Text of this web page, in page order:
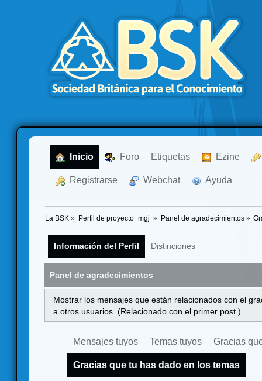
Inicio Foro Etiquetas Ezine
Registrarse Webchat Ayuda
La BSK » Perfil de proyecto_mgj » Panel de agradecimientos»
Información del Perfil Distinciones
Panel de agradecimientos
Mostrar los mensajes que están relacionados con el
a otros usuarios. (Relacionado con el primer post.)
Mensajes tuyos Temas tuyos Gracias
Gracias que tu has dado en los temas